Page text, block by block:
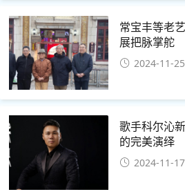
常宝丰等老
展把脉掌舵
2024-11-25
歌手科尔沁
的完美演绎
2024-11-17